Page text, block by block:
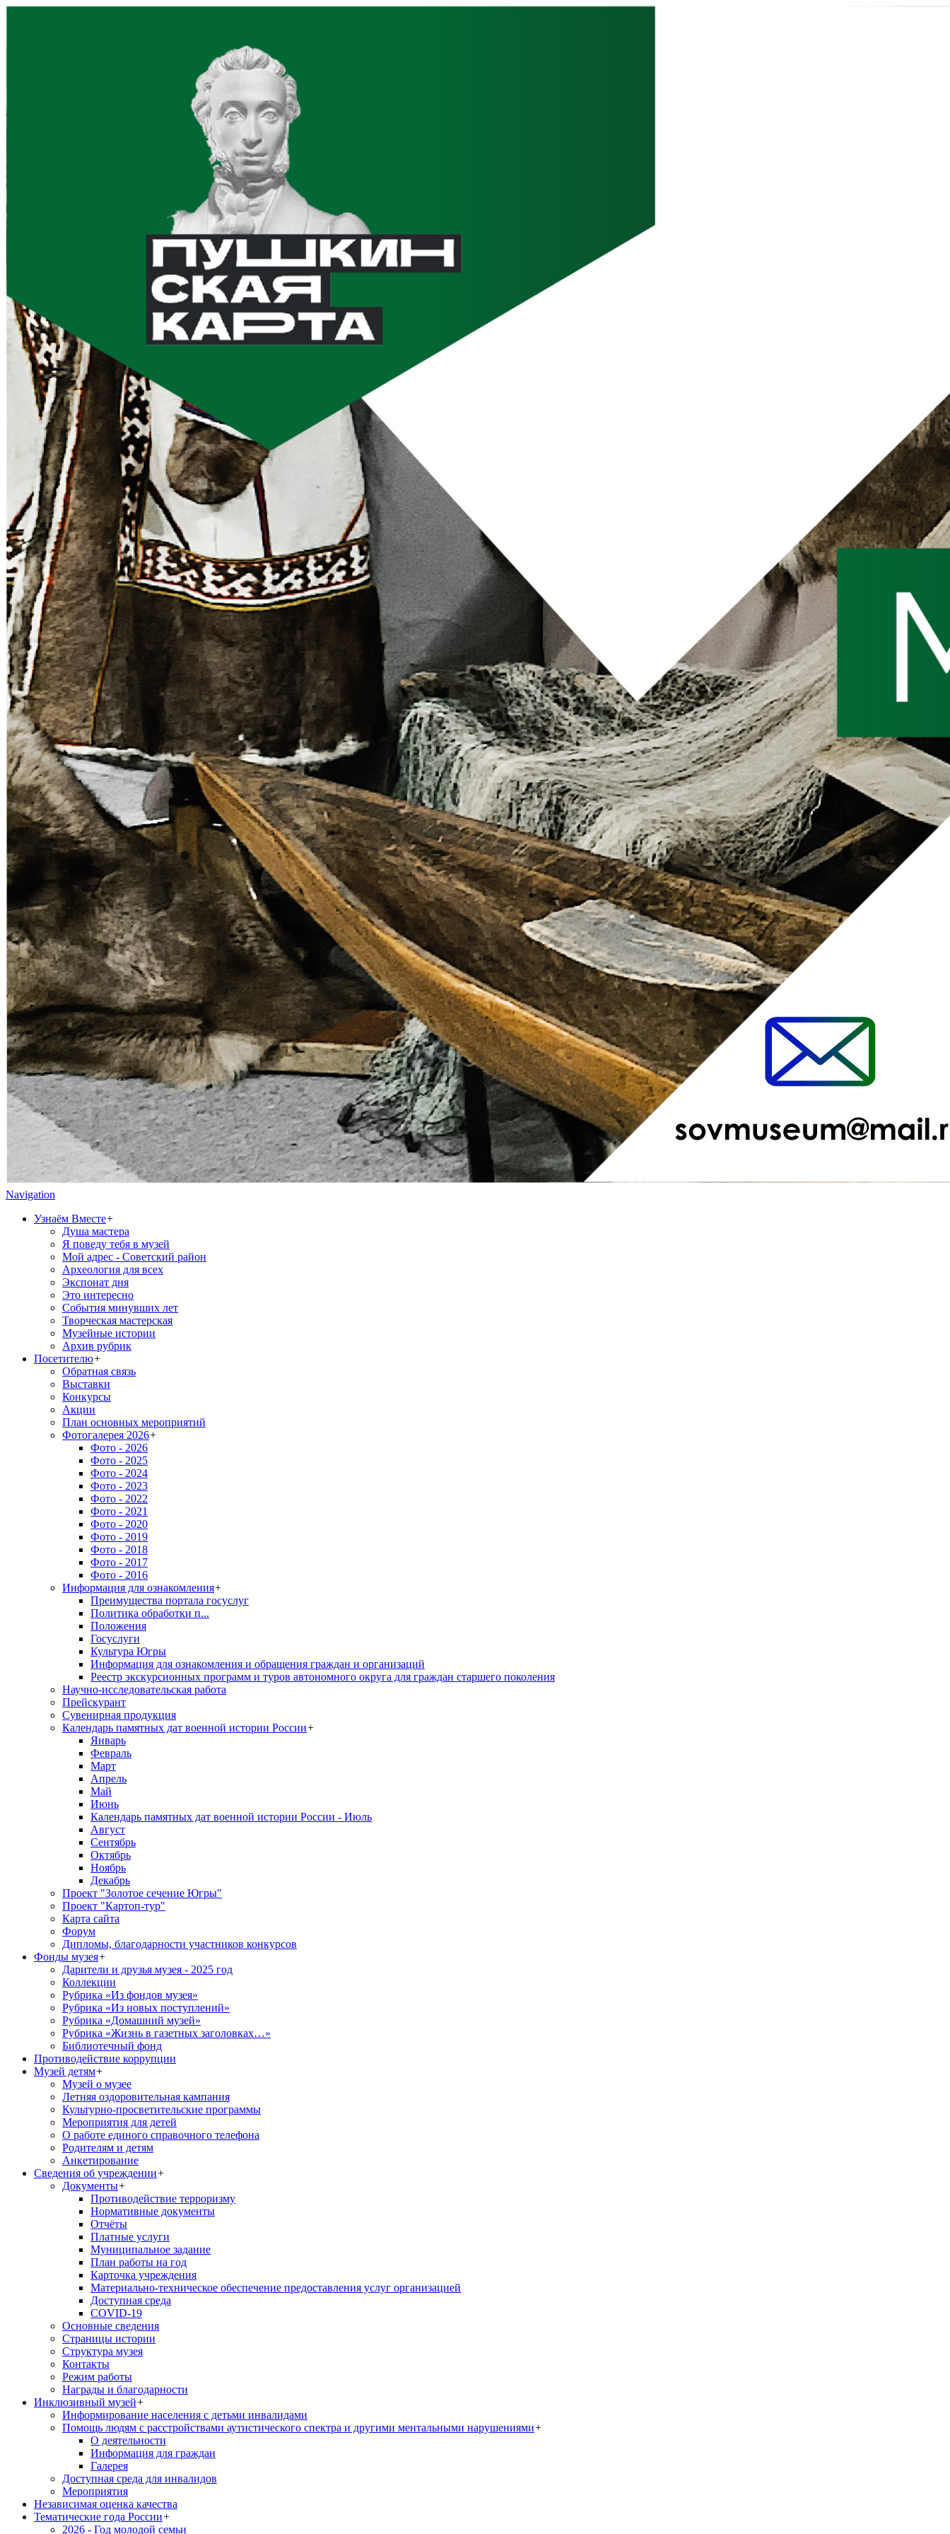
Navigation
Узнаём Вместе+
Душа мастера
Я поведу тебя в музей
Мой адрес - Советский район
Археология для всех
Экспонат дня
Это интересно
События минувших лет
Творческая мастерская
Музейные истории
Архив рубрик
Посетителю+
Обратная связь
Выставки
Конкурсы
Акции
План основных мероприятий
Фотогалерея 2026+
Фото - 2026
Фото - 2025
Фото - 2024
Фото - 2023
Фото - 2022
Фото - 2021
Фото - 2020
Фото - 2019
Фото - 2018
Фото - 2017
Фото - 2016
Информация для ознакомления+
Преимущества портала госуслуг
Политика обработки п...
Положения
Госуслуги
Культура Югры
Информация для ознакомления и обращения граждан и организаций
Реестр экскурсионных программ и туров автономного округа для граждан старшего поколения
Научно-исследовательская работа
Прейскурант
Сувенирная продукция
Календарь памятных дат военной истории России+
Январь
Февраль
Март
Апрель
Май
Июнь
Календарь памятных дат военной истории России - Июль
Август
Сентябрь
Октябрь
Ноябрь
Декабрь
Проект "Золотое сечение Югры"
Проект "Картоп-тур"
Карта сайта
Форум
Дипломы, благодарности участников конкурсов
Фонды музея+
Дарители и друзья музея - 2025 год
Коллекции
Рубрика «Из фондов музея»
Рубрика «Из новых поступлений»
Рубрика «Домашний музей»
Рубрика «Жизнь в газетных заголовках…»
Библиотечный фонд
Противодействие коррупции
Музей детям+
Музей о музее
Летняя оздоровительная кампания
Культурно-просветительские программы
Мероприятия для детей
О работе единого справочного телефона
Родителям и детям
Анкетирование
Сведения об учреждении+
Документы+
Противодействие терроризму
Нормативные документы
Отчёты
Платные услуги
Муниципальное задание
План работы на год
Карточка учреждения
Материально-техническое обеспечение предоставления услуг организацией
Доступная среда
COVID-19
Основные сведения
Страницы истории
Структура музея
Контакты
Режим работы
Награды и благодарности
Инклюзивный музей+
Информирование населения с детьми инвалидами
Помощь людям с расстройствами аутистического спектра и другими ментальными нарушениями+
О деятельности
Информация для граждан
Галерея
Доступная среда для инвалидов
Мероприятия
Независимая оценка качества
Тематические года России+
2026 - Год молодой семьи